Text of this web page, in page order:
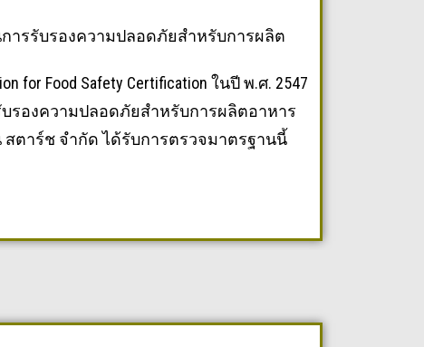
ารรับรองความปลอดภัยสำหรับการผลิต
for Food Safety Certification ในปี พ.ศ. 2547
บรองความปลอดภัยสำหรับการผลิตอาหาร
ตาร์ช จำกัด ได้รับการตรวจมาตรฐานนี้